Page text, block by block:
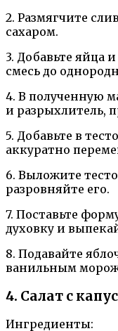
2. Размягчите
сахаром.
3. Добавьте яйца
смесь до
4. В полученную
и разрыхлитель,
5. Добавьте в
аккуратно
6. Выложите
разровняйте его.
7. Поставьте
духовку и
8. Подавайте
ванильным
4. Салат с
Ингредиенты: